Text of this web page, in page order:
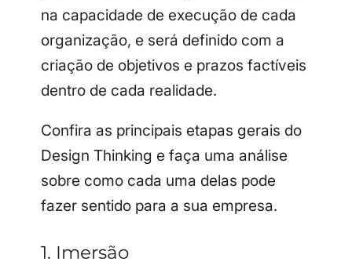
na capacidade de execução de cada
organização, e será definido com a
criação de objetivos e prazos factíveis
dentro de cada realidade.
Confira as principais etapas gerais do
Design Thinking e faça uma análise
sobre como cada uma delas pode
fazer sentido para a sua empresa.
1. Imersão